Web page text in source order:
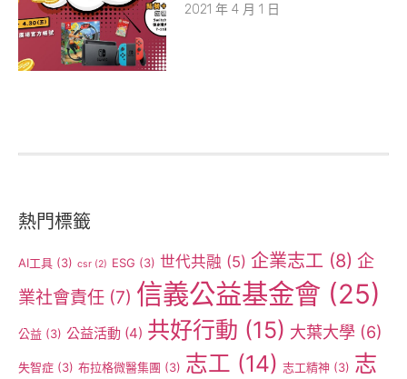
2021 年 4 月 1 日
熱門標籤
AI工具 (3) csr (2) ESG (3) 世代共融 (5) 企業志工 (8) 企
業社會責任 (7) 信義公益基金會 (25)
公益 (3) 公益活動 (4) 共好行動 (15) 大葉大學 (6)
失智症 (3) 布拉格微醫集團 (3) 志工 (14) 志工精神 (3) 志